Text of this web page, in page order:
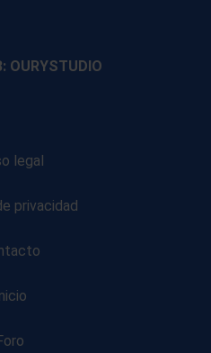
OURYSTUDIO
legal
privacidad
Inicio